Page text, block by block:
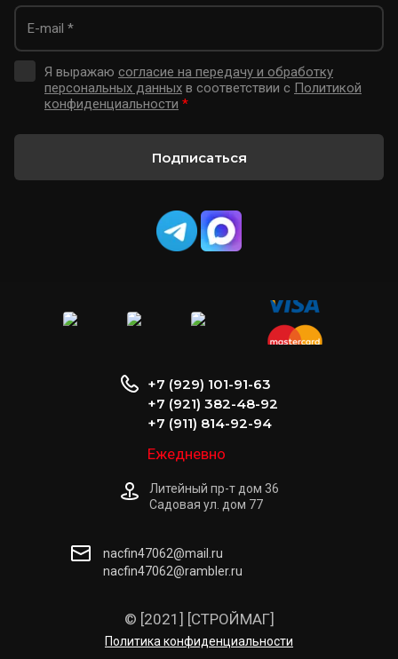
Я выражаю согласие на передачу и обработку
персональных данных в соответствии с Политикой
конфиденциальности *
Подписаться
© [2021] [СТРОЙМАГ]
Политика конфиденциальности
+7 (929) 101-91-63
+7 (921) 382-48-92
+7 (911) 814-92-94
Ежедневно
Литейный пр-т дом 36
Садовая ул. дом 77
nacfin47062@mail.ru
nacfin47062@rambler.ru